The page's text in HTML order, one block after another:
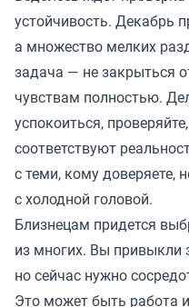
устойчивость. Декабрь
а множество мелких
задача — не закрыться
чувствам полностью.
успокоиться,
соответствуют
с теми, кому доверяете,
с холодной головой.
Близнецам придется
из многих. Вы привыкли
но сейчас нужно
Это может быть работа